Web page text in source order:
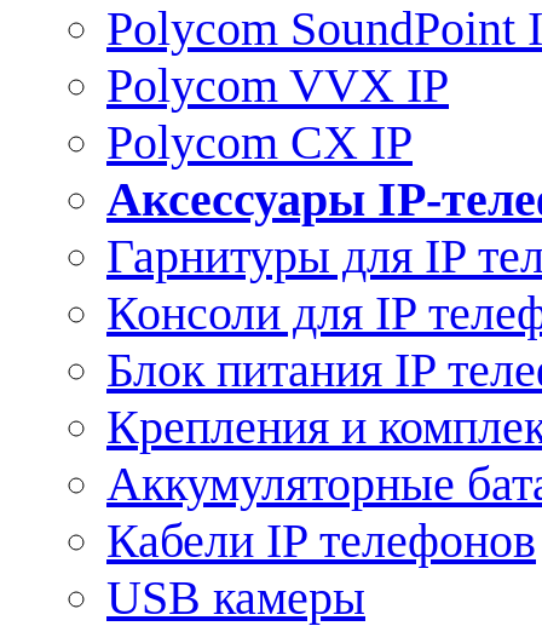
Polycom SoundPoint
Polycom VVX IP
Polycom CX IP
Аксессуары IP-
Гарнитуры для IP
Консоли для IP
Блок питания IP
Крепления и
Аккумуляторные
Кабели IP телефонов
USB камеры